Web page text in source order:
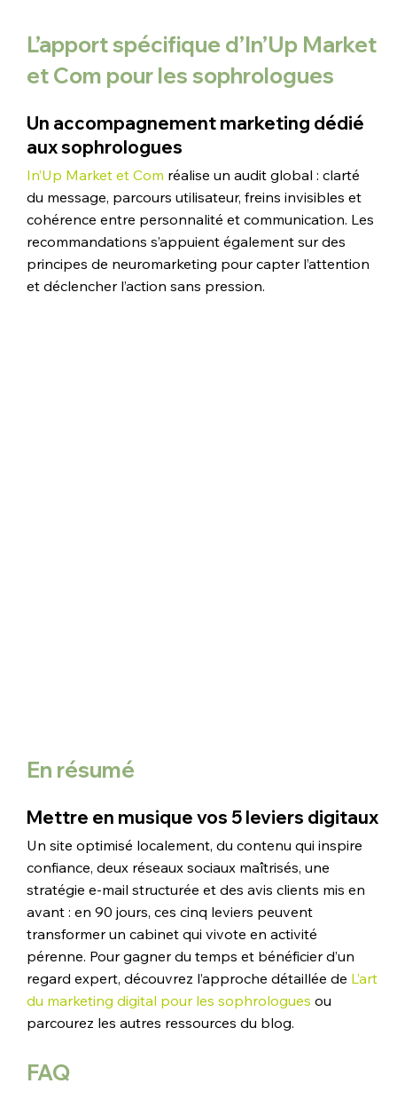
L’apport spécifique d’In’Up Market
et Com pour les sophrologues
Un accompagnement marketing dédié
aux sophrologues
In’Up Market et Com réalise un audit global : clarté
du message, parcours utilisateur, freins invisibles et
cohérence entre personnalité et communication. Les
recommandations s’appuient également sur des
principes de neuromarketing pour capter l’attention
et déclencher l’action sans pression.
En résumé
Mettre en musique vos 5 leviers digitaux
Un site optimisé localement, du contenu qui inspire
confiance, deux réseaux sociaux maîtrisés, une
stratégie e-mail structurée et des avis clients mis en
avant : en 90 jours, ces cinq leviers peuvent
transformer un cabinet qui vivote en activité
pérenne. Pour gagner du temps et bénéficier d’un
regard expert, découvrez l’approche détaillée de L’art
du marketing digital pour les sophrologues ou
parcourez les autres ressources du blog.
FAQ